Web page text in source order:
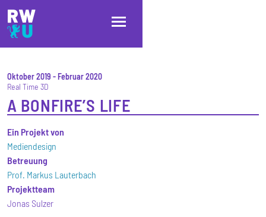
Direkt zum Inhalt
Direkt zur Hauptnavigation
Direkt zum Fußbereich
Oktober 2019 - Februar 2020
Real Time 3D
A BONFIRE’S LIFE
Ein Projekt von
Mediendesign
Betreuung
Prof. Markus Lauterbach
Projektteam
Jonas Sulzer